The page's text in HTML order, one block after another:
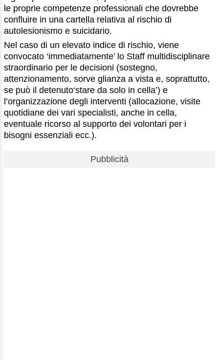
le proprie competenze professionali che dovrebbe
confluire in una cartella relativa al rischio di
autolesionismo e suicidario.
Nel caso di un elevato indice di rischio, viene
convocato ‘immediatamente’ lo Staff multidisciplinare
straordinario per le decisioni (sostegno,
attenzionamento, sorve glianza a vista e, soprattutto,
se può il detenuto‘stare da solo in cella’) e
l’organizzazione degli interventi (allocazione, visite
quotidiane dei vari specialisti, anche in cella,
eventuale ricorso al supporto dei volontari per i
bisogni essenziali ecc.).
Pubblicità